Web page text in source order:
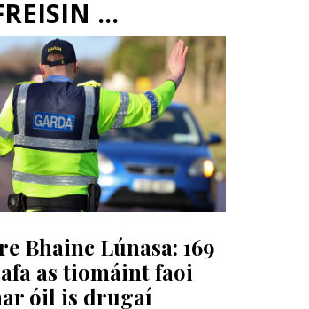
...
Bhainc Lúnasa: 169
as tiomáint faoi
óil is drugaí